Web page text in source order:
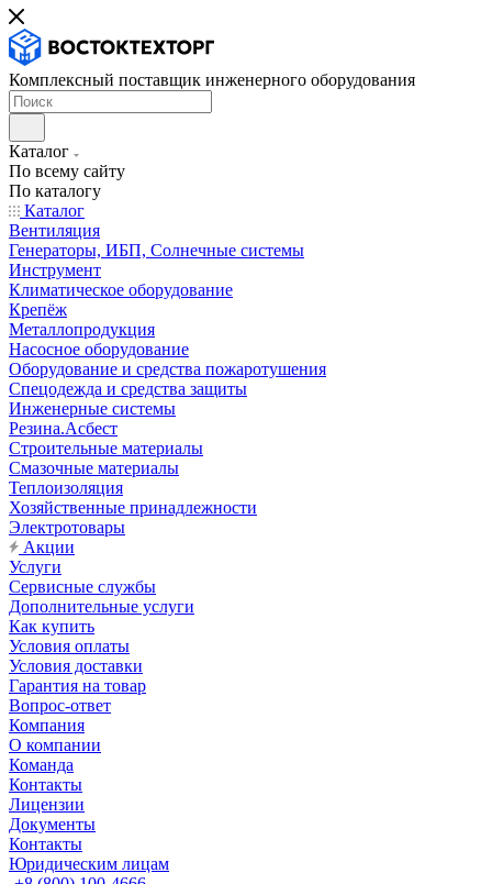
Комплексный поставщик инженерного оборудования
Каталог
По всему сайту
По каталогу
Каталог
Вентиляция
Генераторы, ИБП, Солнечные системы
Инструмент
Климатическое оборудование
Крепёж
Металлопродукция
Насосное оборудование
Оборудование и средства пожаротушения
Спецодежда и средства защиты
Инженерные системы
Резина.Асбест
Строительные материалы
Смазочные материалы
Теплоизоляция
Хозяйственные принадлежности
Электротовары
Акции
Услуги
Сервисные службы
Дополнительные услуги
Как купить
Условия оплаты
Условия доставки
Гарантия на товар
Вопрос-ответ
Компания
О компании
Команда
Контакты
Лицензии
Документы
Контакты
Юридическим лицам